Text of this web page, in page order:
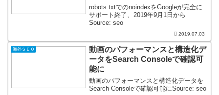
robots.txtでのnoindexをGoogleが完全に
サポート終了、2019年9月1日から
Source: seo
2019.07.03
海外ＳＥＯ
動画のパフォーマンスと構造化デ
ータをSearch Consoleで確認可
能に
動画のパフォーマンスと構造化データを
Search Consoleで確認可能にSource: seo